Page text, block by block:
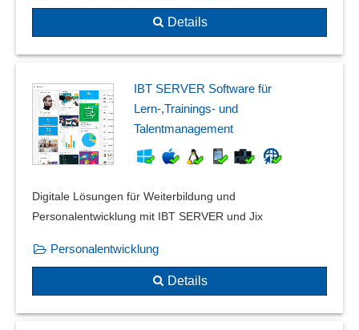
Details
IBT SERVER Software für
Lern-,Trainings- und
Talentmanagement
Digitale Lösungen für Weiterbildung und
Personalentwicklung mit IBT SERVER und Jix
Personalentwicklung
Details